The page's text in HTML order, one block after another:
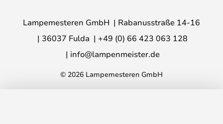
Lampemesteren GmbH
Rabanusstraße 14-16
36037 Fulda
+49 (0) 66 423 063 128
info@lampenmeister.de
© 2026 Lampemesteren GmbH